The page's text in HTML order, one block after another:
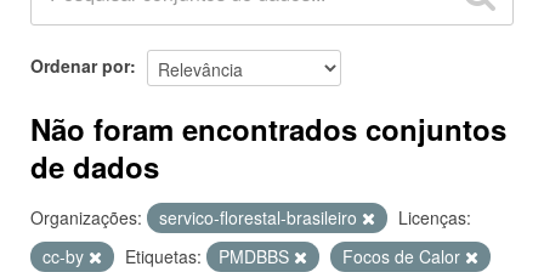
Sobre
Ordenar por
Não foram encontrados conjuntos
de dados
Organizações: servico-florestal-brasileiro
Licenças:
cc-by
Etiquetas: PMDBBS
Focos de Calor